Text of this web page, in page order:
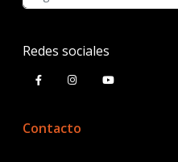
Redes sociales
Contacto